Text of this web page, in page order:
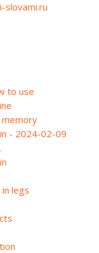
to use
- 2024-02-09
legs